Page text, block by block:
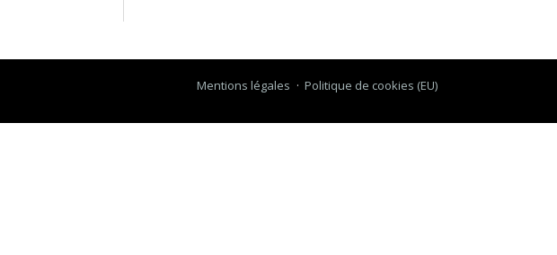
Mentions légales Politique de cookies (EU)